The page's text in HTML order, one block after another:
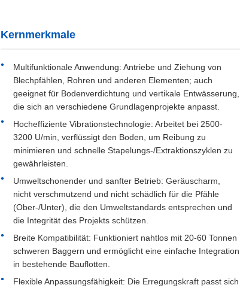
Kernmerkmale
Multifunktionale Anwendung: Antriebe und Ziehung von
Blechpfählen, Rohren und anderen Elementen; auch
geeignet für Bodenverdichtung und vertikale Entwässerung,
die sich an verschiedene Grundlagenprojekte anpasst.
Hocheffiziente Vibrationstechnologie: Arbeitet bei 2500-
3200 U/min, verflüssigt den Boden, um Reibung zu
minimieren und schnelle Stapelungs-/Extraktionszyklen zu
gewährleisten.
Umweltschonender und sanfter Betrieb: Geräuscharm,
nicht verschmutzend und nicht schädlich für die Pfähle
(Ober-/Unter), die den Umweltstandards entsprechen und
die Integrität des Projekts schützen.
Breite Kompatibilität: Funktioniert nahtlos mit 20-60 Tonnen
schweren Baggern und ermöglicht eine einfache Integration
in bestehende Bauflotten.
Flexible Anpassungsfähigkeit: Die Erregungskraft passt sich